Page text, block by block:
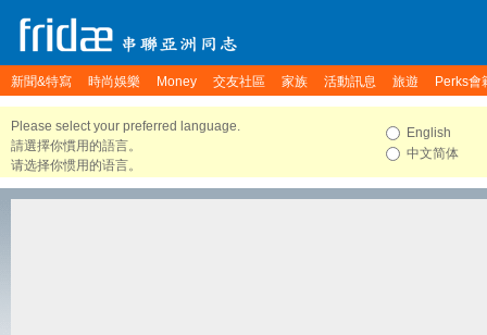
新聞&特寫 時尚娛樂 Money 交友社區 家族 活動訊息 旅遊 Perks會
Please select your preferred language.
請選擇你慣用的語言。
请选择你惯用的语言。
English
中文简体